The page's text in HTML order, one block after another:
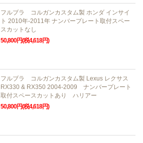
フルブラ コルガンカスタム製 ホンダ インサイ
ト 2010年-2011年 ナンバープレート取付スペー
スカットなし
50,800円(税4,618円)
フルブラ コルガンカスタム製 Lexus レクサス
RX330 & RX350 2004-2009 ナンバープレート
取付スペースカットあり ハリアー
50,800円(税4,618円)